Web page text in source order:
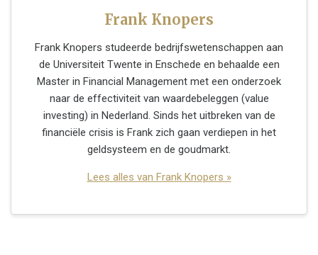
Frank Knopers
Frank Knopers studeerde bedrijfswetenschappen aan
de Universiteit Twente in Enschede en behaalde een
Master in Financial Management met een onderzoek
naar de effectiviteit van waardebeleggen (value
investing) in Nederland. Sinds het uitbreken van de
financiële crisis is Frank zich gaan verdiepen in het
geldsysteem en de goudmarkt.
Lees alles van Frank Knopers »